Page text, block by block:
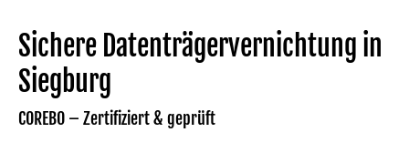
Sichere Datenträgervernichtung in
Siegburg
COREBO – Zertifiziert & geprüft